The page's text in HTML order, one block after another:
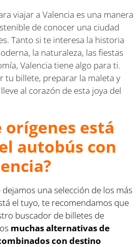
viajar a Valencia es una manera
de conocer una ciudad
Tanto si te interesa la historia
la naturaleza, las fiestas
Valencia tiene algo para ti.
tu billete, preparar la maleta y
al corazón de esta joya del
orígenes está
autobús con
dejamos una selección de los más
el tuyo, te recomendamos que
buscador de billetes de
muchas alternativas de
con destino